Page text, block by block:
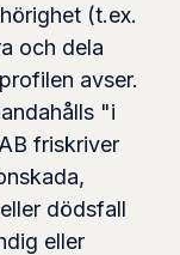
(t.ex.
och dela
avser.
"i
friskriver
dödsfall
eller